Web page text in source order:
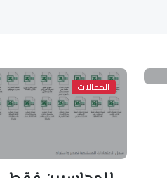
المقالات